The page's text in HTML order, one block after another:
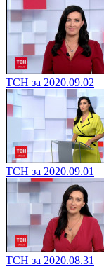
ТСН за 2020.09.02
ТСН за 2020.09.01
ТСН за 2020.08.31